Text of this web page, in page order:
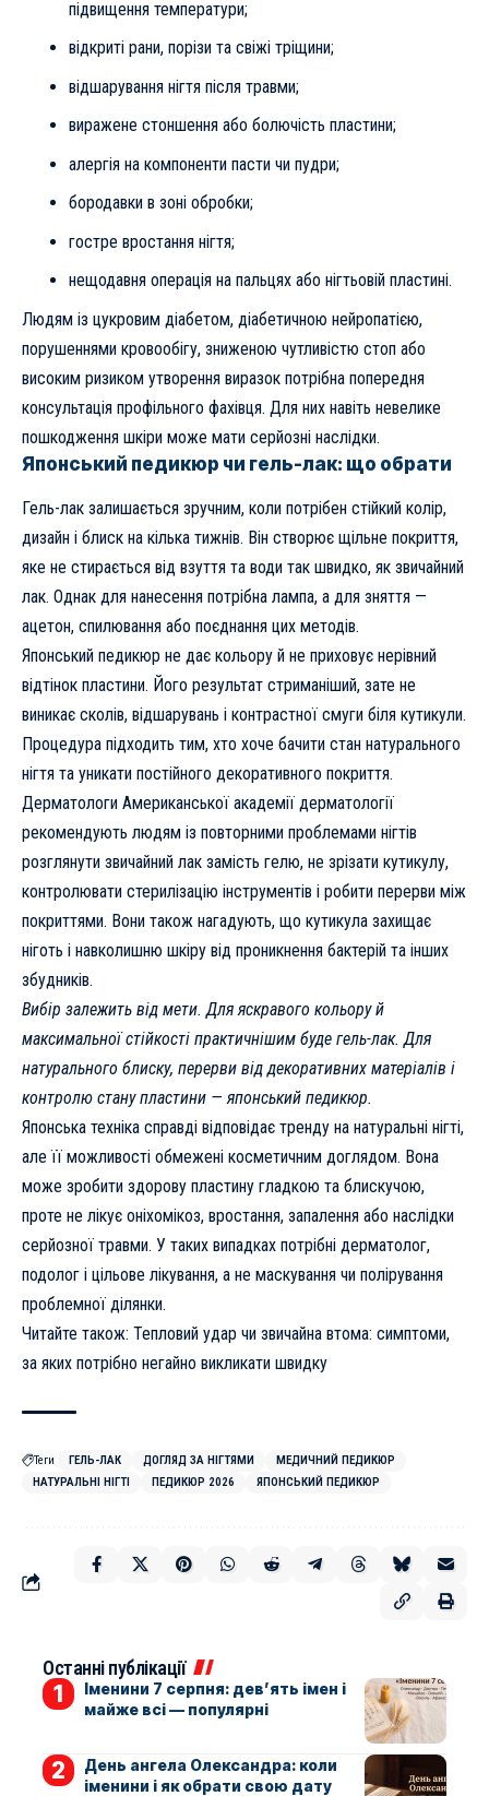
підвищення температури;
відкриті рани, порізи та свіжі тріщини;
відшарування нігтя після травми;
виражене стоншення або болючість пластини;
алергія на компоненти пасти чи пудри;
бородавки в зоні обробки;
гостре вростання нігтя;
нещодавня операція на пальцях або нігтьовій пластині.
Людям із цукровим діабетом, діабетичною нейропатією,
порушеннями кровообігу, зниженою чутливістю стоп або
високим ризиком утворення виразок потрібна попередня
консультація профільного фахівця. Для них навіть невелике
пошкодження шкіри може мати серйозні наслідки.
Японський педикюр чи гель-лак: що обрати
Гель-лак залишається зручним, коли потрібен стійкий колір,
дизайн і блиск на кілька тижнів. Він створює щільне покриття,
яке не стирається від взуття та води так швидко, як звичайний
лак. Однак для нанесення потрібна лампа, а для зняття —
ацетон, спилювання або поєднання цих методів.
Японський педикюр не дає кольору й не приховує нерівний
відтінок пластини. Його результат стриманіший, зате не
виникає сколів, відшарувань і контрастної смуги біля кутикули.
Процедура підходить тим, хто хоче бачити стан натурального
нігтя та уникати постійного декоративного покриття.
Дерматологи Американської академії дерматології
рекомендують людям із повторними проблемами нігтів
розглянути звичайний лак замість гелю, не зрізати кутикулу,
контролювати стерилізацію інструментів і робити перерви між
покриттями. Вони також нагадують, що кутикула захищає
ніготь і навколишню шкіру від проникнення бактерій та інших
збудників.
Вибір залежить від мети. Для яскравого кольору й
максимальної стійкості практичнішим буде гель-лак. Для
натурального блиску, перерви від декоративних матеріалів і
контролю стану пластини — японський педикюр.
Японська техніка справді відповідає тренду на натуральні нігті,
але її можливості обмежені косметичним доглядом. Вона
може зробити здорову пластину гладкою та блискучою,
проте не лікує оніхомікоз, вростання, запалення або наслідки
серйозної травми. У таких випадках потрібні дерматолог,
подолог і цільове лікування, а не маскування чи полірування
проблемної ділянки.
Читайте також: Тепловий удар чи звичайна втома: симптоми,
за яких потрібно негайно викликати швидку
Теги ГЕЛЬ-ЛАК ДОГЛЯД ЗА НІГТЯМИ
МЕДИЧНИЙ ПЕДИКЮР
НАТУРАЛЬНІ НІГТІ
ПЕДИКЮР 2026 ЯПОНСЬКИЙ ПЕДИКЮР
Останні публікації
Іменини 7 серпня: дев’ять імен і
майже всі — популярні
День ангела Олександра: коли
іменини і як обрати свою дату